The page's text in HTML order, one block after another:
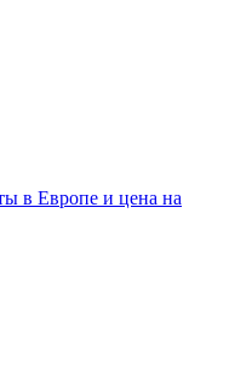
в Европе и цена на